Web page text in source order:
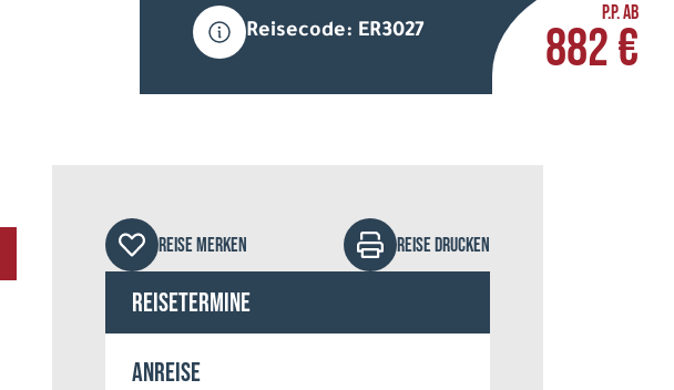
Reisecode: ER3027
P.P. AB
882 €
REISE MERKEN REISE DRUCKEN
Reisetermine
Anreise